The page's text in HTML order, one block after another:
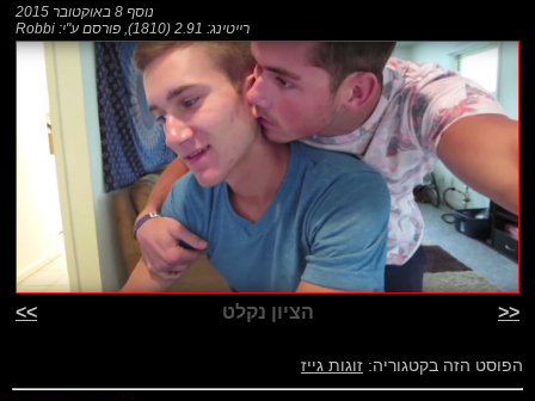
נוסף 8 באוקטובר 2015
רייטינג: 2.91 (1810)
, פורסם ע"י: Robbi
<< הציון נקלט >>
הפוסט הזה בקטגוריה: זוגות גייז